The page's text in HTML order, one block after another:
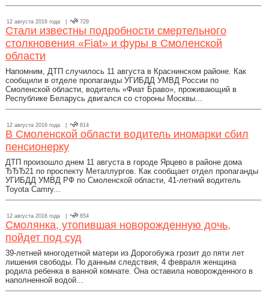
12 августа 2016 года | 729
Стали известны подробности смертельного
столкновения «Fiat» и фуры в Смоленской
области
Напомним, ДТП случилось 11 августа в Краснинском районе. Как
сообщили в отделе пропаганды УГИБДД УМВД России по
Смоленской области, водитель «Фиат Браво», проживающий в
Республике Беларусь двигался со стороны Москвы...
12 августа 2016 года | 614
В Смоленской области водитель иномарки сбил
пенсионерку
ДТП произошло днем 11 августа в городе Ярцево в районе дома
ЂЂЂ21 по проспекту Металлургов. Как сообщает отдел пропаганды
УГИБДД УМВД РФ по Смоленской области, 41-летний водитель
Toyota Camry...
12 августа 2016 года | 654
Смолянка, утопившая новорожденную дочь,
пойдет под суд
39-летней многодетной матери из Дорогобужа грозит до пяти лет
лишения свободы. По данным следствия, 4 февраля женщина
родила ребенка в ванной комнате. Она оставила новорожденного в
наполненной водой...